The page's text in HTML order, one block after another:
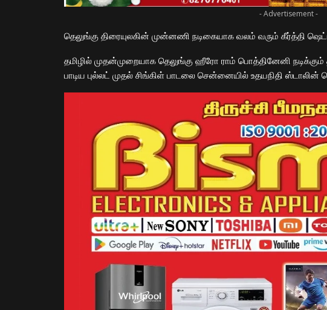
- Advertisement -
தெலுங்கு திரையுலகின் முன்னணி நடிகையாக வலம் வரும் கீர்த்தி
தமிழில் முதன்முறையாக தெலுங்கு ஹீரோ ராம் பொத்தினேனி நடிக்கும்
பாடிய புல்லட் முதல் சிங்கிள் பாடலை சென்னையில் உதயநிதி ஸ்டாலின்